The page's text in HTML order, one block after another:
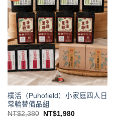
樸活（Puhofield）小家庭四人日
常輪替備品組
NT$2,380
原
NT$1,980目